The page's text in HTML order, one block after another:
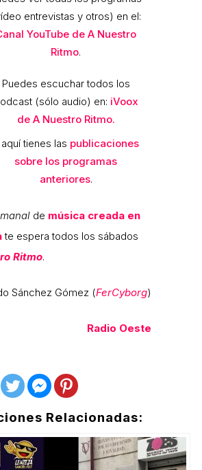
entrevistas y otros) en el:
YouTube de A Nuestro
Ritmo.
Puedes escuchar todos los
(sólo audio) en: iVoox
de A Nuestro Ritmo.
tienes las publicaciones
sobre los programas
anteriores.
de música creada en
te espera todos los sábados
Ritmo.
Sánchez Gómez (FerCyborg)
Radio Oeste
Relacionadas: